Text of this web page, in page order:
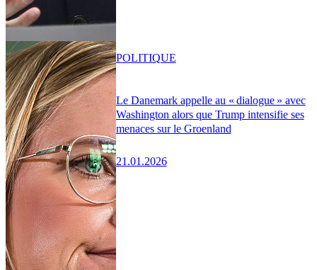
Le Danemark appelle au « dialogue » avec
Washington alors que Trump intensifie ses
menaces sur le Groenland
21.01.2026
POLITIQUE